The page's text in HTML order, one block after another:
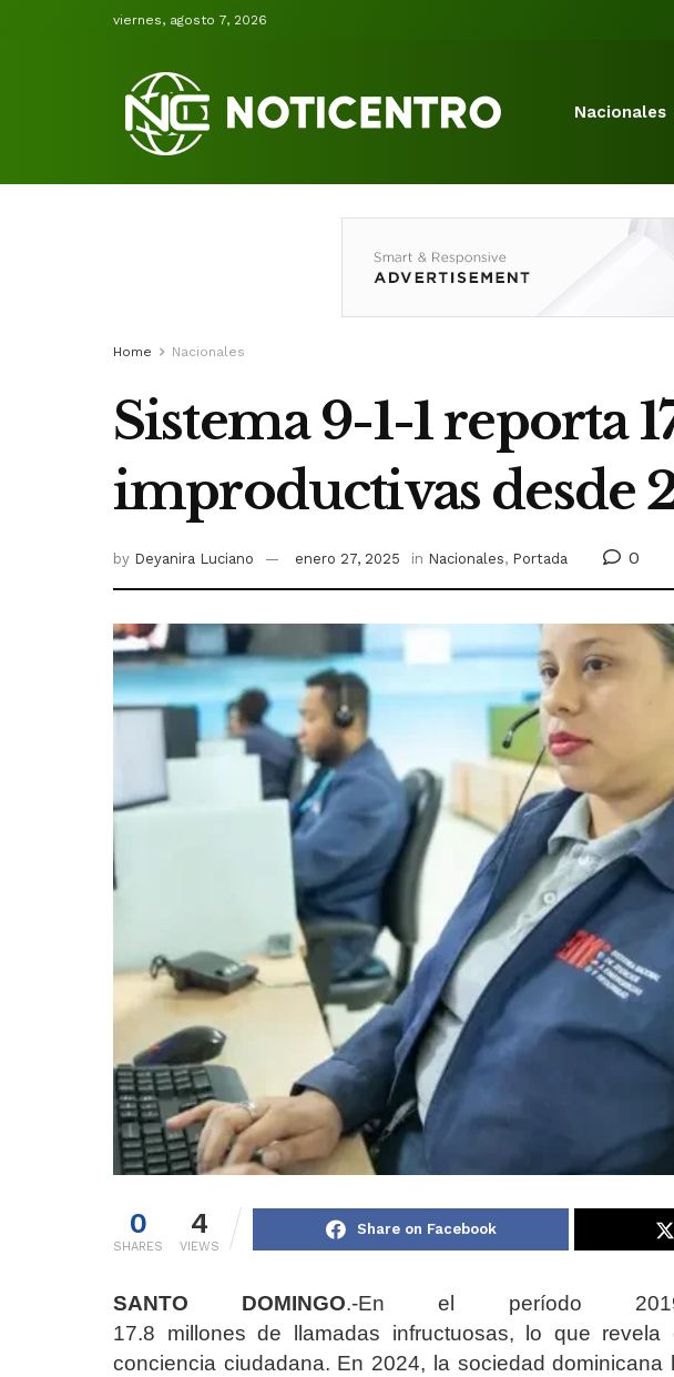
viernes, agosto 7, 2026
Nacionales
Home Nacionales
Sistema 9-1-1 reporta
improductivas desde
by Deyanira Luciano enero 27, 2025 in Nacionales, Portada 0
0
SHARES
4
VIEWS
Share on Facebook
SANTO DOMINGO.-En el período
17.8 millones de llamadas infructuosas, lo que
conciencia ciudadana. En 2024, la sociedad dominicana